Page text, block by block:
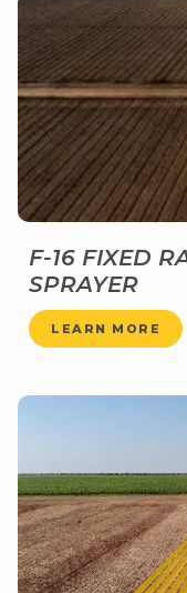
F-16 FIXED
SPRAYER
LEARN MORE